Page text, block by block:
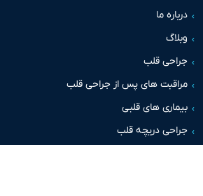
ما
قلب
های پس از جراحی قلب
های قلبی
دریچه قلب